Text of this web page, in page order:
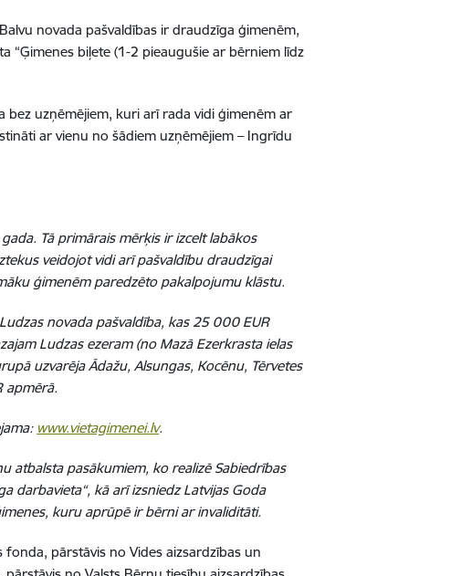
novada pašvaldības ir draudzīga ģimenēm,
“Ģimenes biļete (1-2 pieaugušie ar bērniem līdz
bez uzņēmējiem, kuri arī rada vidi ģimenēm ar
ar vienu no šādiem uzņēmējiem – Ingrīdu
Tā primārais mērķis ir izcelt labākos
veidojot vidi arī pašvaldību draudzīgai
ģimenēm paredzēto pakalpojumu klāstu.
novada pašvaldība, kas 25 000 EUR
Ludzas ezeram (no Mazā Ezerkrasta ielas
uzvarēja Ādažu, Alsungas, Kocēnu, Tērvetes
apmērā.
www.vietagimenei.lv.
atbalsta pasākumiem, ko realizē Sabiedrības
darbavieta“, kā arī izsniedz Latvijas Goda
kuru aprūpē ir bērni ar invaliditāti.
pārstāvis no Vides aizsardzības un